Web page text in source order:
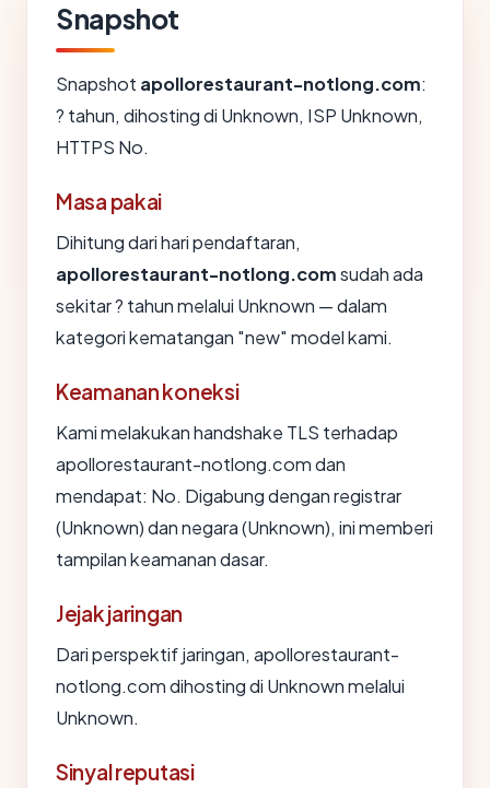
Snapshot
Snapshot apollorestaurant-notlong.com:
? tahun, dihosting di Unknown, ISP Unknown,
HTTPS No.
Masa pakai
Dihitung dari hari pendaftaran,
apollorestaurant-notlong.comsudah ada
sekitar ? tahun melalui Unknown — dalam
kategori kematangan "new" model kami.
Keamanan koneksi
Kami melakukan handshake TLS terhadap
apollorestaurant-notlong.com dan
mendapat: No. Digabung dengan registrar
(Unknown) dan negara (Unknown), ini memberi
tampilan keamanan dasar.
Jejak jaringan
Dari perspektif jaringan, apollorestaurant-
notlong.com dihosting di Unknown melalui
Unknown.
Sinyal reputasi